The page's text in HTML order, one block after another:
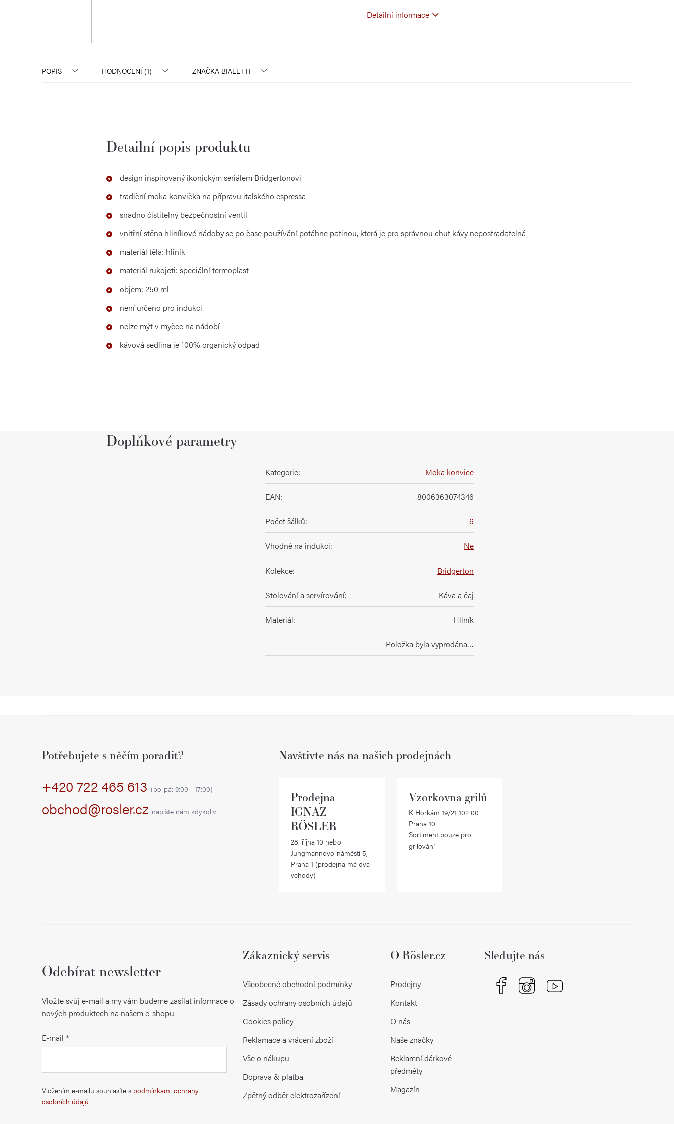
Detailní informace
POPIS HODNOCENÍ (1) ZNAČKA BIALETTI
Detailní popis produktu
design inspirovaný ikonickým seriálem Bridgertonovi
tradiční moka konvička na přípravu italského espressa
snadno čistitelný bezpečnostní ventil
vnitřní stěna hliníkové nádoby se po čase používání potáhne patinou, která je pro správnou chuť kávy nepostradatelná
materiál těla: hliník
materiál rukojeti: speciální termoplast
objem: 250 ml
není určeno pro indukci
nelze mýt v myčce na nádobí
kávová sedlina je 100% organický odpad
Doplňkové parametry
Kategorie: Moka konvice
EAN: 8006363074346
Počet šálků: 6
Vhodné na indukci: Ne
Kolekce: Bridgerton
Stolování a servírování: Káva a čaj
Materiál: Hliník
Položka byla vyprodána…
Potřebujete s něčím poradit?
+420 722 465 613 (po-pá: 9:00 - 17:00)
obchod@rosler.cz napište nám kdykoliv
Navštivte nás na našich prodejnách
Prodejna
IGNAZ
RÖSLER
28. října 10 nebo
Jungmannovo náměstí 5,
Praha 1 (prodejna má dva
vchody)
Vzorkovna grilů
K Horkám 19/21 102 00
Praha 10
Sortiment pouze pro
grilování
Odebírat newsletter
Vložte svůj e-mail a my vám budeme zasílat informace o
nových produktech na našem e-shopu.
E-mail
Vložením e-mailu souhlasíte s podmínkami ochrany
osobních údajů
Zákaznický servis
Všeobecné obchodní podmínky
Zásady ochrany osobních údajů
Cookies policy
Reklamace a vrácení zboží
Vše o nákupu
Doprava & platba
Zpětný odběr elektrozařízení
O Rösler.cz
Prodejny
Kontakt
O nás
Naše značky
Reklamní dárkové
předměty
Magazín
Sledujte nás